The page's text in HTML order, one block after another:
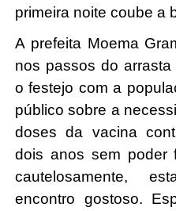
primeira noite coube a
A prefeita Moema
nos passos do
o festejo com a
público sobre a
doses da vacina
dois anos sem poder
cautelosamente,
encontro gostoso.